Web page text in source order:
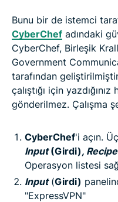
Bunu bir de istemci
CyberChef adındaki
CyberChef, Birleşik
Government
tarafından
çalıştığı için
gönderilmez. Çalışma
CyberChef'i açın.
Input(Girdi) , Recipe
Operasyon listesi
Input(Girdi)
"ExpressVPN"